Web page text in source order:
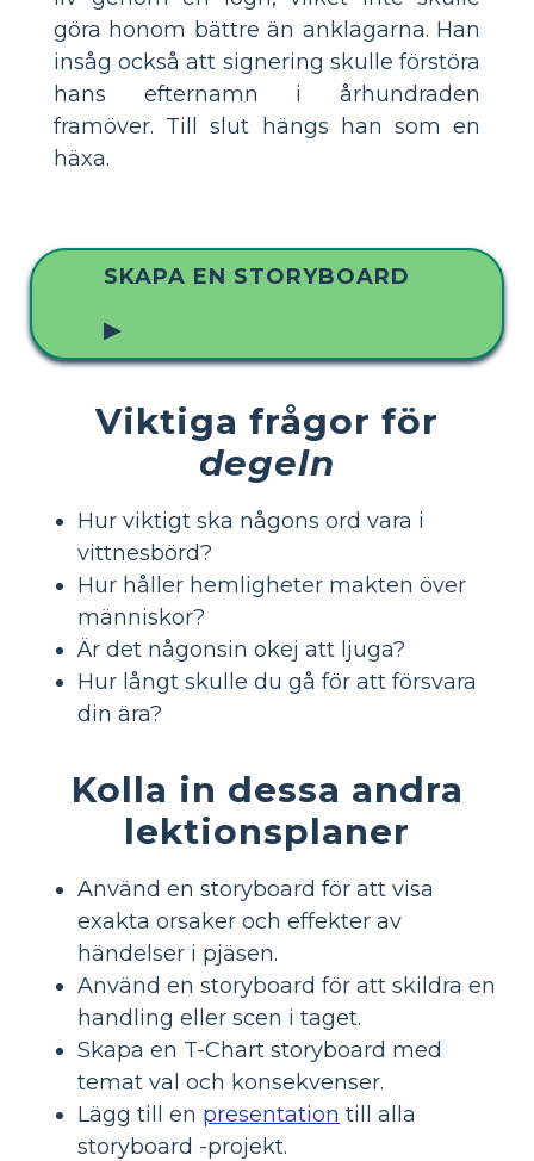
göra honom bättre än anklagarna. Han
insåg också att signering skulle förstöra
hans efternamn i århundraden
framöver. Till slut hängs han som en
häxa.
SKAPA EN STORYBOARD
▶
Viktiga frågor för
degeln
Hur viktigt ska någons ord vara i
vittnesbörd?
Hur håller hemligheter makten över
människor?
Är det någonsin okej att ljuga?
Hur långt skulle du gå för att försvara
din ära?
Kolla in dessa andra
lektionsplaner
Använd en storyboard för att visa
exakta orsaker och effekter av
händelser i pjäsen.
Använd en storyboard för att skildra en
handling eller scen i taget.
Skapa en T-Chart storyboard med
temat val och konsekvenser.
Lägg till en presentation till alla
storyboard -projekt.